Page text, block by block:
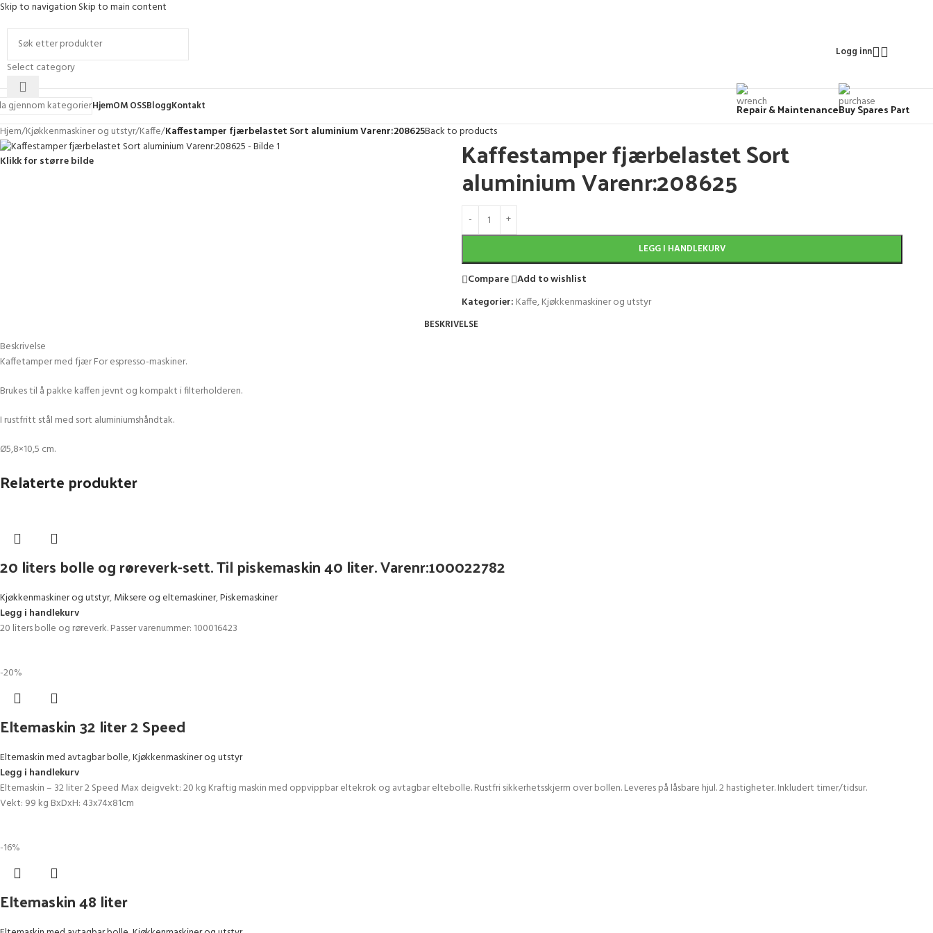
Skip to navigation Skip to main content
Select category
Logg inn
gjennom kategorierHjemOM OSSBloggKontakt Repair & MaintenanceBuy Spares Part
Hjem/Kjøkkenmaskiner og utstyr/Kaffe/Kaffestamper fjærbelastet Sort aluminium Varenr:208625Back to products
Klikk for større bilde
Kaffestamper fjærbelastet Sort
aluminium Varenr:208625
LEGG I HANDLEKURV
Compare Add to wishlist
Kategorier: Kaffe,Kjøkkenmaskiner og utstyr
BESKRIVELSE
Beskrivelse
Kaffetamper med fjær For espresso-maskiner.
Brukes til å pakke kaffen jevnt og kompakt i filterholderen.
I rustfritt stål med sort aluminiumshåndtak.
Ø5,8×10,5 cm.
Relaterte produkter
20 liters bolle og røreverk-sett. Til piskemaskin 40 liter. Varenr:100022782
Kjøkkenmaskiner og utstyr,Miksere og eltemaskiner,Piskemaskiner
Legg i handlekurv
20 liters bolle og røreverk. Passer varenummer: 100016423
-20%
Eltemaskin 32 liter 2 Speed
Eltemaskin med avtagbar bolle,Kjøkkenmaskiner og utstyr
Legg i handlekurv
Eltemaskin – 32 liter 2 Speed Max deigvekt: 20 kg Kraftig maskin med oppvippbar eltekrok og avtagbar eltebolle. Rustfri sikkerhetsskjerm over bollen. Leveres på låsbare hjul. 2 hastigheter. Inkludert timer/tidsur.
Vekt: 99 kg BxDxH: 43x74x81cm
-16%
Eltemaskin 48 liter